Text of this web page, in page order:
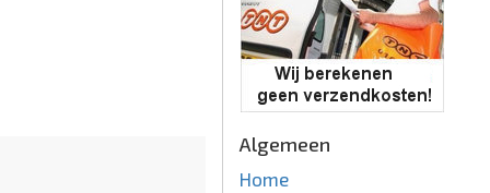
Algemeen
Home